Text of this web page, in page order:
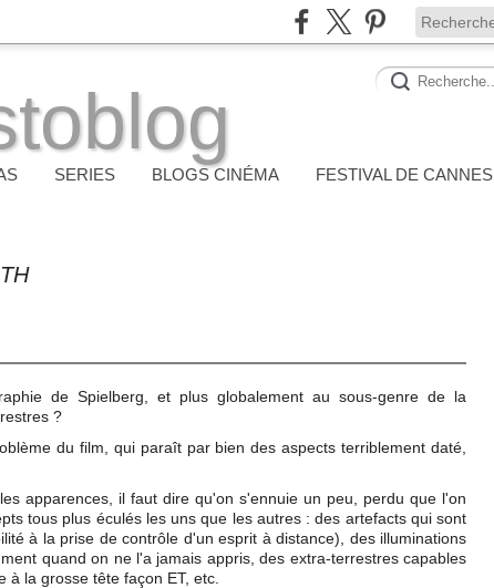
SERIES BLOGS CINÉMA FESTIVAL DE CANNES
de Spielberg, et plus globalement au sous-genre de la
?
du film, qui paraît par bien des aspects terriblement daté,
apparences, il faut dire qu'on s'ennuie un peu, perdu que l'on
tous plus éculés les uns que les autres : des artefacts qui sont
à la prise de contrôle d'un esprit à distance), des illuminations
quand on ne l'a jamais appris, des extra-terrestres capables
la grosse tête façon ET, etc.